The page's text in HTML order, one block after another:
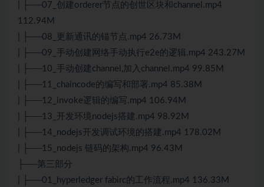
| ├──07_创建orderer节点的创世区块和channel.mp4
112.94M
| ├──08_更新通讯的锚节点.mp4 26.73M
| ├──09_手动创建网络手动执行e2e的逻辑.mp4 243.27M
| ├──10_手动创建channel,加入channel.mp4 99.85M
| ├──11_chaincode的编写和部署.mp4 85.38M
| ├──12_invoke逻辑的编写.mp4 106.94M
| ├──13_开发环境nodejs搭建.mp4 98.92M
| ├──14_nodejs开发调试环境的搭建.mp4 178.02M
| ├──15_nodejs 链码的架构.mp4 96.43M
├──第三部分
| ├──01_hyperledger fabirc的工作流程.mp4 136.33M